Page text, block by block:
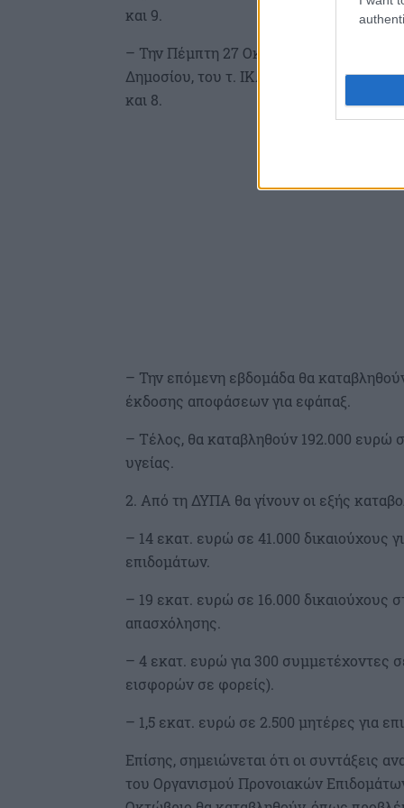
και 9.
– Την Πέμπτη 27 Οκτωβρίου θα
Δημοσίου, του τ. ΙΚΑ-ΕΤΑΜ, των
και 8.
– Την επόμενη εβδομάδα θα
έκδοσης αποφάσεων για εφάπαξ.
– Τέλος, θα καταβληθούν 192.000 ευρώ
υγείας.
2. Από τη ΔΥΠΑ θα γίνουν οι εξής
– 14 εκατ. ευρώ σε 41.000 δικαιούχους
επιδομάτων.
– 19 εκατ. ευρώ σε 16.000 δικαιούχους
απασχόλησης.
– 4 εκατ. ευρώ για 300 συμμετέχοντες
εισφορών σε φορείς).
– 1,5 εκατ. ευρώ σε 2.500 μητέρες για
Επίσης, σημειώνεται ότι οι συντάξεις
του Οργανισμού Προνοιακών